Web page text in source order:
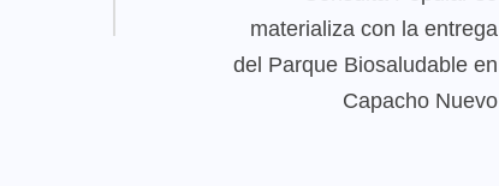
materializa con la entrega
del Parque Biosaludable en
Capacho Nuevo